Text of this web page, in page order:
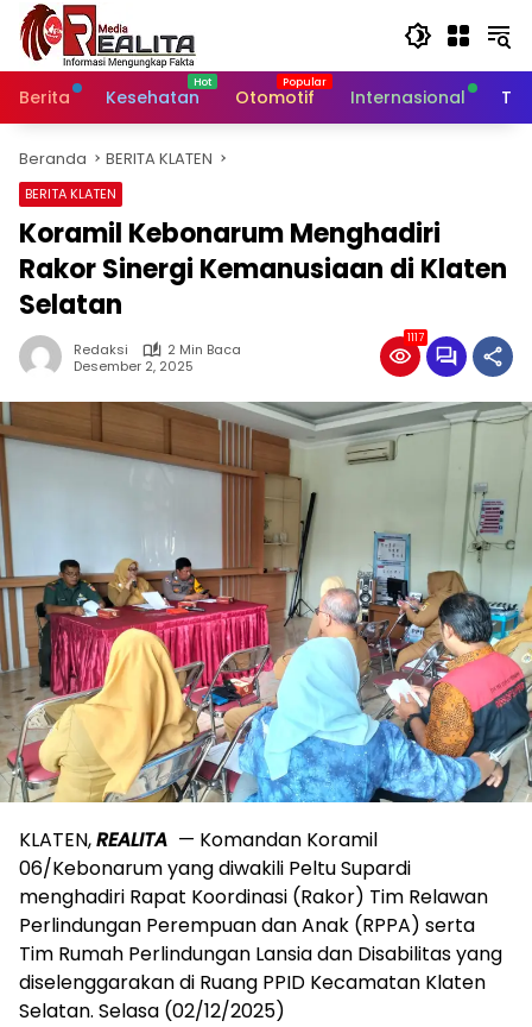
Langsung
konten
Berita
Kesehatan Otomotif Internasional
Beranda BERITA KLATEN
BERITA KLATEN
Koramil Kebonarum Menghadiri
Rakor Sinergi Kemanusiaan di Klaten
Selatan
Redaksi
2 Min Baca
Desember 2, 2025
1117
KLATEN,REALITA — Komandan Koramil
06/Kebonarum yang diwakili Peltu Supardi
menghadiri Rapat Koordinasi (Rakor) Tim Relawan
Perlindungan Perempuan dan Anak (RPPA) serta
Tim Rumah Perlindungan Lansia dan Disabilitas yang
diselenggarakan di Ruang PPID Kecamatan Klaten
Selatan. Selasa (02/12/2025)